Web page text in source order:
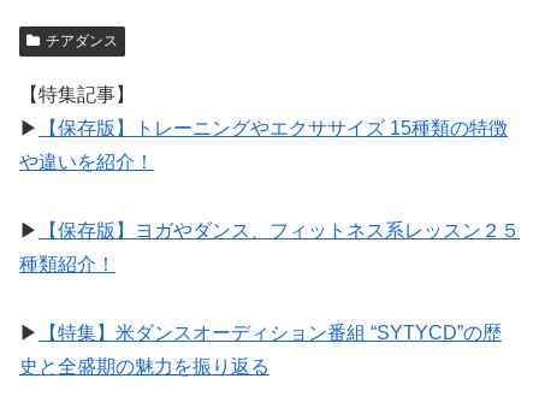
チアダンス
【特集記事】
▶︎
【保存版】トレーニングやエクササイズ 15種類の特徴
や違いを紹介！
▶︎
【保存版】ヨガやダンス、フィットネス系レッスン２５
種類紹介！
▶︎
【特集】米ダンスオーディション番組 “SYTYCD”の歴
史と全盛期の魅力を振り返る